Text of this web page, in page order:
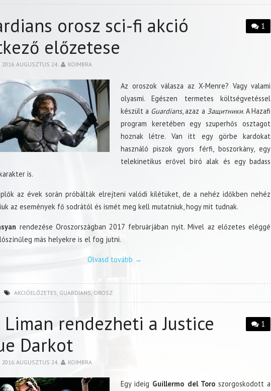
1
orosz sci-fi akció
előzetese
2016. AUGUSZTUS 24. KOIMBRA
Az oroszok válasza az X-Menre? Vagy valami
olyasmi. Egészen termetes költségvetéssel
készült a Guardians, azaz a Защитники. A Hazafi
program keretében egy szuperhős osztagot
hoznak létre. Van itt egy görbe kardokat
használó piszok gyors férfi, boszorkány, egy
telekinetikus erővel bíró alak és egy badass
is.
az évek során próbálták elrejteni valódi kilétüket, de a nehéz időkben nehéz
az események fő sodrától és ismét meg kell mutatniuk, hogy mit tudnak.
rendezése Oroszországban 2017 februárjában nyit. Mivel az előzetes eléggé
más helyekre is el fog jutni.
Olvasd tovább →
AKCIÓELŐZETES, GUARDIANS, OROSZ
1
Liman rendezheti a Justice
Darkot
2016. AUGUSZTUS 24. KOIMBRA
Egy ideig Guillermo del Toroszorgoskodott a